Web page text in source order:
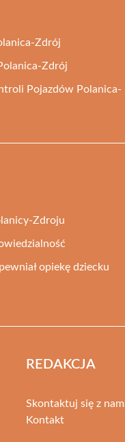
Zdrój
Zdrój
Pojazdów Polanica-
Zdroju
opiekę dziecku
REDAKCJA
Skontaktuj się z
Kontakt